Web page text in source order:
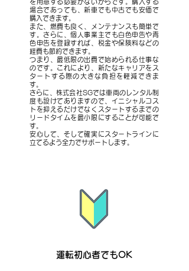
を用意する必要がないからです。購入する
場合であっても、新車でも中古でも安価で
購入できます。
また、燃費も良く、メンテナンスも簡単で
す。さらに、個人事業主でも白色申告や青
色申告を登録すれば、税金や保険料などの
経費も節約できます。
つまり、最低限の出費で始められる仕事な
のです。これにより、新たなキャリアをス
タートする際の大きな負担を軽減できま
す。
さらに、株式会社SGでは車両のレンタル制
度も設けてありますので、イニシャルコス
トを抑えるだけでなくスタートするまでの
リードタイムを最小限にすることが可能で
す。
安心して、そして確実にスタートラインに
立てるよう全力でサポートします。
運転初心者でもOK